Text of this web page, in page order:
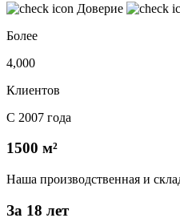
Доверие
Более
4,000
Клиентов
С 2007 года
1500 м²
Наша производственная и
За 18 лет